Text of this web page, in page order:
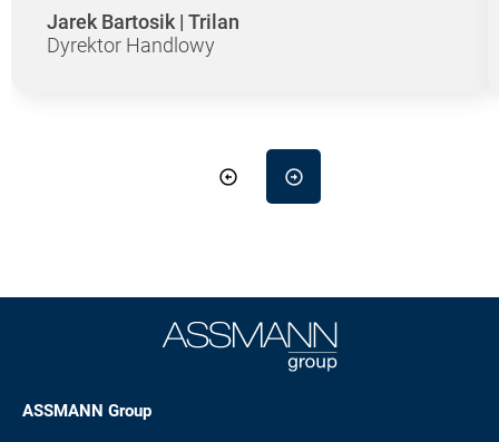
Jarek Bartosik | Trilan
Dyrektor Handlowy
ASSMANN Group